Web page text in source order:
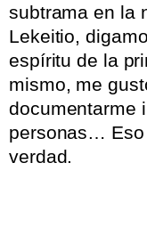
subtrama en la
Lekeitio,
espíritu de la
mismo, me
documentarme
personas… Eso
verdad.